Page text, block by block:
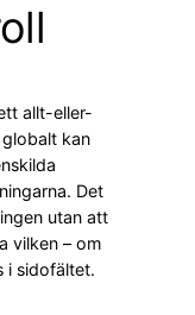
allt-eller-
kan
Det
utan att
vilken – om
i sidofältet.